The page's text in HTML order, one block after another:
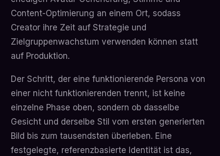
Content-Optimierung an einem Ort, sodass
Creator ihre Zeit auf Strategie und
Zielgruppenwachstum verwenden können statt
auf Produktion.
Der Schritt, der eine funktionierende Persona von
einer nicht funktionierenden trennt, ist keine
einzelne Phase oben, sondern ob dasselbe
Gesicht und derselbe Stil vom ersten generierten
Bild bis zum tausendsten überleben. Eine
festgelegte, referenzbasierte Identität ist das,